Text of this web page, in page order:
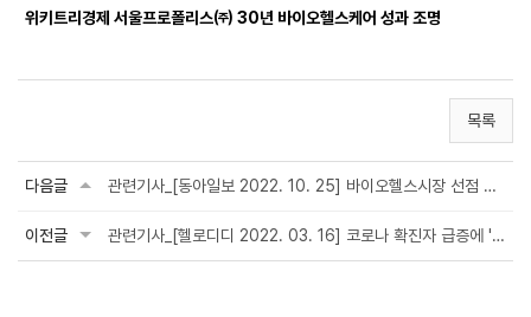
위키트리경제 서울프로폴리스㈜ 30년 바이오헬스케어 성과 조명
목록
다음글 관련기사_[동아일보 2022. 10. 25] 바이오헬스시장 선점 나선 서울프로폴리스
이전글 관련기사_[헬로디디 2022. 03. 16] 코로나 확진자 급증에 '프로폴리스' 매출도 '증가...